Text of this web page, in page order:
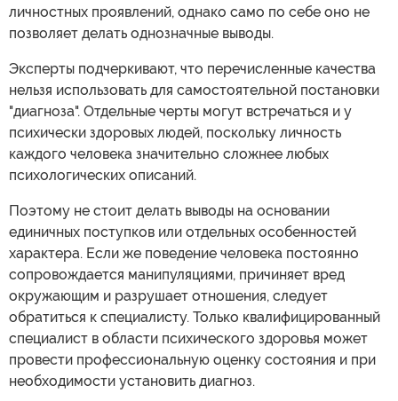
личностных проявлений, однако само по себе оно не
позволяет делать однозначные выводы.
Эксперты подчеркивают, что перечисленные качества
нельзя использовать для самостоятельной постановки
"диагноза". Отдельные черты могут встречаться и у
психически здоровых людей, поскольку личность
каждого человека значительно сложнее любых
психологических описаний.
Поэтому не стоит делать выводы на основании
единичных поступков или отдельных особенностей
характера. Если же поведение человека постоянно
сопровождается манипуляциями, причиняет вред
окружающим и разрушает отношения, следует
обратиться к специалисту. Только квалифицированный
специалист в области психического здоровья может
провести профессиональную оценку состояния и при
необходимости установить диагноз.